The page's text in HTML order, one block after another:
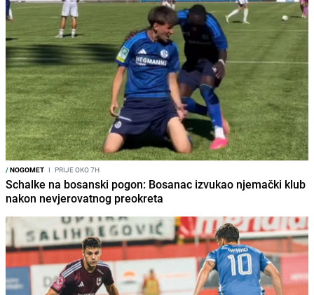
/NOGOMET I PRIJE OKO 7H
Schalke na bosanski pogon: Bosanac izvukao njemački klub
nakon nevjerovatnog preokreta